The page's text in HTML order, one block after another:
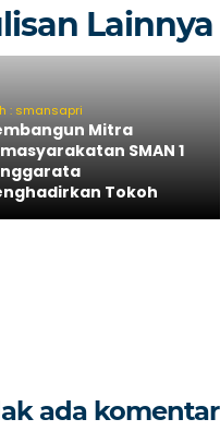
Lainnya
: smansapri
Mitra
SMAN 1
Tokoh
ada komentar